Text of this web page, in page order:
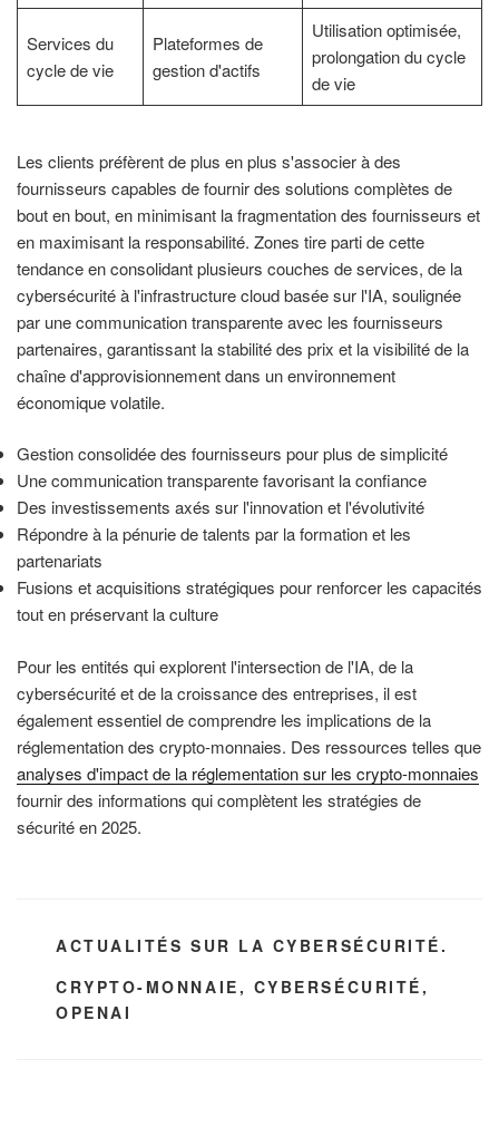
Services du
cycle de vie
Plateformes de
gestion d'actifs
Utilisation optimisée,
prolongation du cycle
de vie
Les clients préfèrent de plus en plus s'associer à des
fournisseurs capables de fournir des solutions complètes de
bout en bout, en minimisant la fragmentation des fournisseurs et
en maximisant la responsabilité. Zones tire parti de cette
tendance en consolidant plusieurs couches de services, de la
cybersécurité à l'infrastructure cloud basée sur l'IA, soulignée
par une communication transparente avec les fournisseurs
partenaires, garantissant la stabilité des prix et la visibilité de la
chaîne d'approvisionnement dans un environnement
économique volatile.
Gestion consolidée des fournisseurs pour plus de simplicité
Une communication transparente favorisant la confiance
Des investissements axés sur l'innovation et l'évolutivité
Répondre à la pénurie de talents par la formation et les
partenariats
Fusions et acquisitions stratégiques pour renforcer les capacités
tout en préservant la culture
Pour les entités qui explorent l'intersection de l'IA, de la
cybersécurité et de la croissance des entreprises, il est
également essentiel de comprendre les implications de la
réglementation des crypto-monnaies. Des ressources telles que
analyses d'impact de la réglementation sur les crypto-monnaies
fournir des informations qui complètent les stratégies de
sécurité en 2025.
CATÉGORIES
ACTUALITÉS SUR LA CYBERSÉCURITÉ.
ÉTIQUETTES
CRYPTO-MONNAIE , CYBERSÉCURITÉ ,
OPENAI